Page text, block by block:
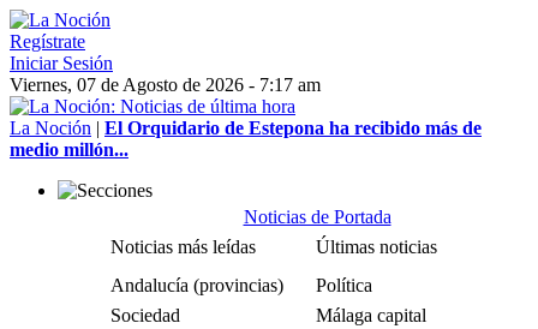
Regístrate
Iniciar Sesión
Viernes, 07 de Agosto de 2026 - 7:17 am
La Noción | El Orquidario de Estepona ha recibido más de
medio millón...
Noticias de Portada
Noticias más leídas
Últimas noticias
Andalucía (provincias)
Política
Sociedad
Málaga capital